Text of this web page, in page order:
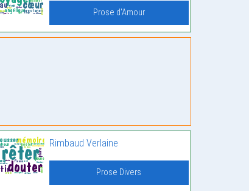
Prose d'Amour
Rimbaud Verlaine
Prose Divers